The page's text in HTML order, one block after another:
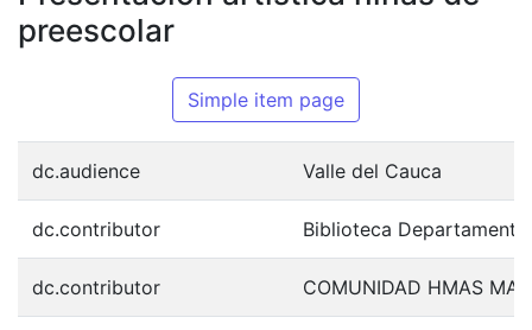
preescolar
Simple item page
dc.audience Valle del Cauca
dc.contributor Biblioteca
dc.contributor COMUNIDAD HMAS